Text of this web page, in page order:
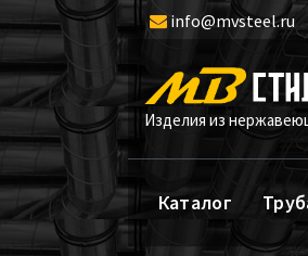
Перейти
к
содержимому
info@mvsteel.ru
Изделия из
Каталог